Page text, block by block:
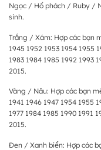
Ngọc / Hổ phách / Ruby /
sinh.
Trắng / Xám: Hợp các bạn
1945 1952 1953 1954 1955
1983 1984 1985 1992 1993
2015.
Vàng / Nâu: Hợp các bạn
1941 1946 1947 1954 1955
1977 1984 1985 1990 1991
2015.
Đen / Xanh biển: Hợp các